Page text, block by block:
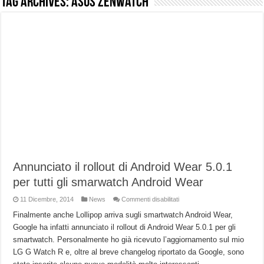
Annunciato il rollout di Android Wear 5.0.1
per tutti gli smarwatch Android Wear
11 Dicembre, 2014 News Commenti disabilitatisu
il
rollout
di
Wear
5.0.1
per
tutti
Finalmente anche Lollipop arriva sugli smartwatch Android Wear,
Google ha infatti annunciato il rollout di Android Wear 5.0.1 per gli
smartwatch. Personalmente ho già ricevuto l’aggiornamento sul mio
LG G Watch R e, oltre al breve changelog riportato da Google, sono